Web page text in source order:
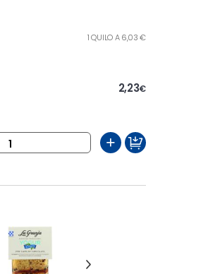
1 QUILO A 6,03 €
2,23€
+